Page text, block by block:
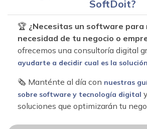
SoftDoit?
🏆 ¿Necesitas un software para
necesidad de tu negocio o
ofrecemos una consultoría digital
ayudarte a decidir cual es la
🗞 Manténte al día con nuestras
sobre software y tecnología digital
soluciones que optimizarán tu